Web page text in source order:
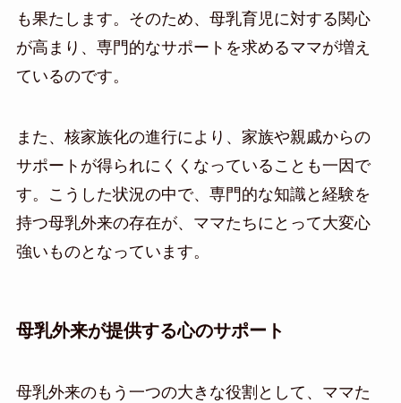
も果たします。そのため、母乳育児に対する関心
が高まり、専門的なサポートを求めるママが増え
ているのです。
また、核家族化の進行により、家族や親戚からの
サポートが得られにくくなっていることも一因で
す。こうした状況の中で、専門的な知識と経験を
持つ母乳外来の存在が、ママたちにとって大変心
強いものとなっています。
母乳外来が提供する心のサポート
母乳外来のもう一つの大きな役割として、ママた